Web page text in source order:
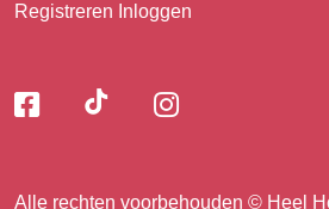
Registreren Inloggen
Volg
ons
Volg
Volg
Alle rechten voorbehouden © Heel